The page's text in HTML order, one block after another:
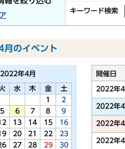
キーワード検索
のイベント
2022年4月
水 木 金
土
1
2
5 6 7 8
9
13 14 15
16
20 21 22
23
27 28 29 30
開催日
2022年
2022年
2022年
2022年